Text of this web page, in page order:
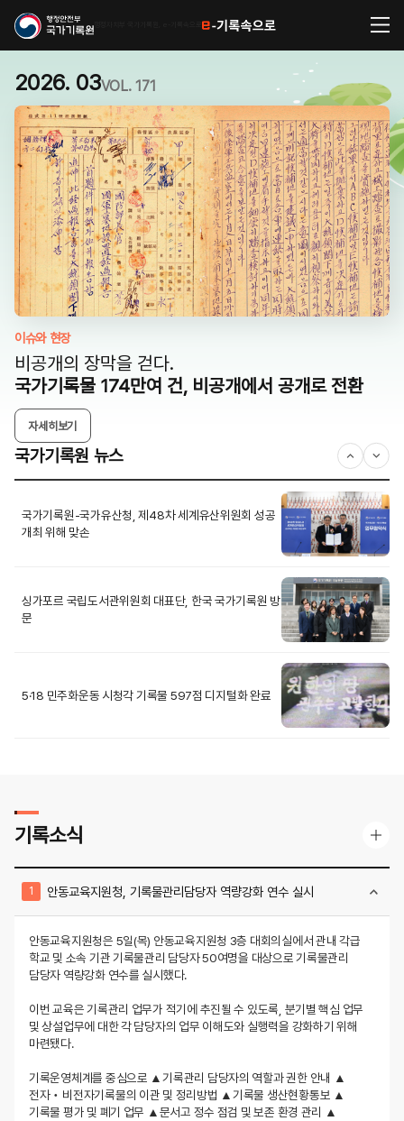
2026. 03VOL. 171
이슈와 현장
비공개의 장막을 걷다.
국가기록물 174만여 건, 비공개에서 공개로 전환
자세히보기
국가기록원 뉴스
국가기록원-국가유산청, 제48차 세계유산위원회 성공
개최 위해 맞손
싱가포르 국립도서관위원회 대표단, 한국 국가기록원 방
문
5·18 민주화운동 시청각 기록물 597점 디지털화 완료
기록소식
안동교육지원청, 기록물관리담당자 역량강화 연수 실시
안동교육지원청은 5일(목) 안동교육지원청 3층 대회의실에서 관내 각급
학교 및 소속 기관 기록물관리 담당자 50여명을 대상으로 기록물관리
담당자 역량강화 연수를 실시했다.
이번 교육은 기록관리 업무가 적기에 추진될 수 있도록, 분기별 핵심 업무
및 상설업무에 대한 각 담당자의 업무 이해도와 실행력을 강화하기 위해
마련됐다.
기록운영체계를 중심으로 ▲기록관리 담당자의 역할과 권한 안내 ▲
전자‧비전자기록물의 이관 및 정리방법 ▲기록물 생산현황통보 ▲
기록물 평가 및 폐기 업무 ▲문서고 정수 점검 및 보존 환경 관리 ▲